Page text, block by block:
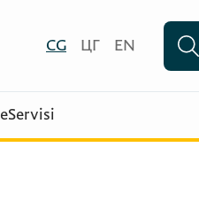
CG ЦГ EN
eServisi